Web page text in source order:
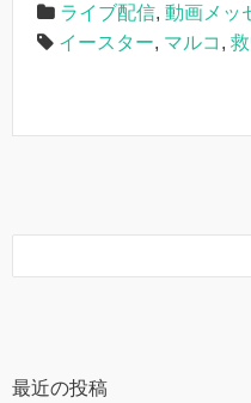
ライブ配信, 動画メッ
イースター, マルコ ,
最近の投稿